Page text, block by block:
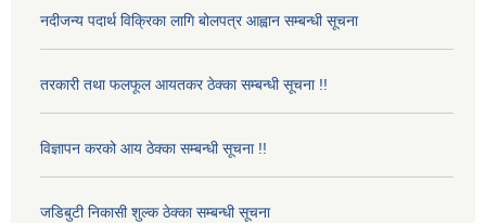
नदीजन्य पदार्थ विक्रिका लागि बोलपत्र आह्वान सम्बन्धी सूचना
तरकारी तथा फलफूल आयतकर ठेक्का सम्बन्धी सूचना !!
विज्ञापन करको आय ठेक्का सम्बन्धी सूचना !!
जडिबुटी निकासी शुल्क ठेक्का सम्बन्धी सूचना